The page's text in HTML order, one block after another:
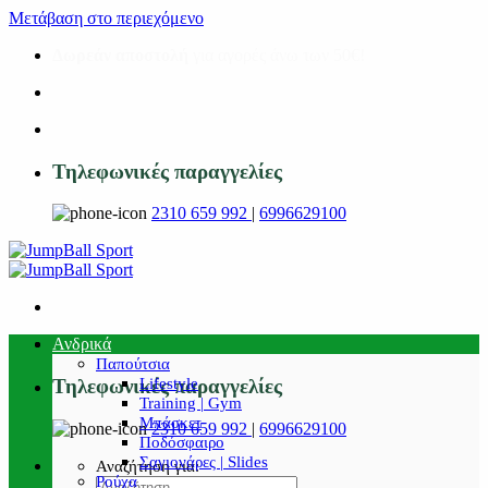
Μετάβαση στο περιεχόμενο
Τηλεφωνικές παραγγελίες
2310 659 992 | 6996629100
Τηλεφωνικές παραγγελίες
2310 659 992 | 6996629100
Αναζήτηση για:
Ανδρικά
Παπούτσια
Lifestyle
Training | Gym
Μπάσκετ
Ποδόσφαιρο
Σαγιονάρες | Slides
Ρούχα